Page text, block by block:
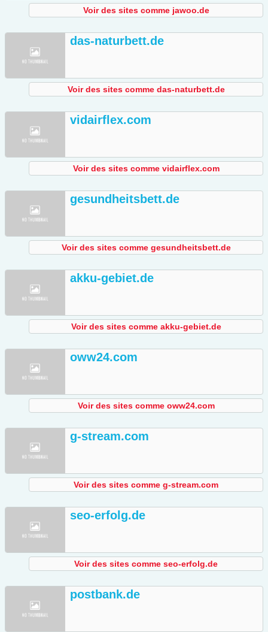
Voir des sites comme jawoo.de
das-naturbett.de
Voir des sites comme das-naturbett.de
vidairflex.com
Voir des sites comme vidairflex.com
gesundheitsbett.de
Voir des sites comme gesundheitsbett.de
akku-gebiet.de
Voir des sites comme akku-gebiet.de
oww24.com
Voir des sites comme oww24.com
g-stream.com
Voir des sites comme g-stream.com
seo-erfolg.de
Voir des sites comme seo-erfolg.de
postbank.de